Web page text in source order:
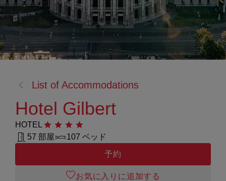
る:
List of Accommodations
Hotel Gilbert
HOTEL 星4つ
57 部屋
107 ベッド
予約
お気に入りに追加する